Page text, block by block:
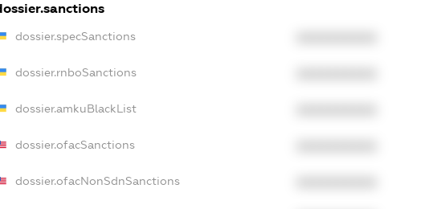
dossier.specSanctions
dossier.rnboSanctions
dossier.amkuBlackList
dossier.ofacSanctions
dossier.ofacNonSdnSanctions